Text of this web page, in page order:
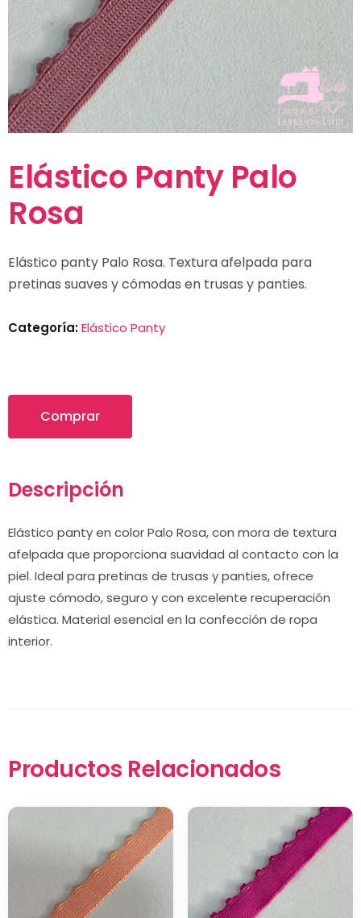
Elástico Panty Palo
Rosa
Elástico panty Palo Rosa. Textura afelpada para
pretinas suaves y cómodas en trusas y panties.
Categoría:Elástico Panty
Comprar
Descripción
Elástico panty en color Palo Rosa, con mora de textura
afelpada que proporciona suavidad al contacto con la
piel. Ideal para pretinas de trusas y panties, ofrece
ajuste cómodo, seguro y con excelente recuperación
elástica. Material esencial en la confección de ropa
interior.
Productos Relacionados